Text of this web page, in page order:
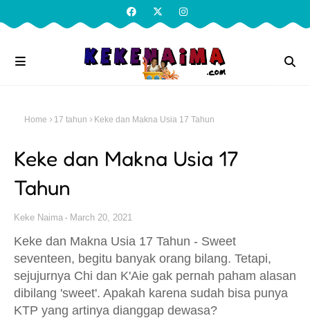
Home 17 tahun Keke dan Makna Usia 17 Tahun
Keke dan Makna Usia 17
Tahun
Keke Naima March 20, 2021
Keke dan Makna Usia 17 Tahun - Sweet
seventeen, begitu banyak orang bilang. Tetapi,
sejujurnya Chi dan K'Aie gak pernah paham alasan
dibilang 'sweet'. Apakah karena sudah bisa punya
KTP yang artinya dianggap dewasa?